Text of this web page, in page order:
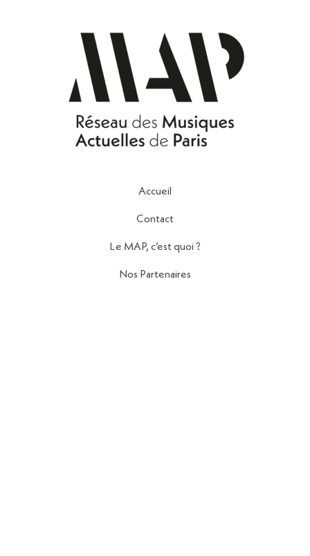
Accueil
Contact
Le MAP, c’est quoi ?
Nos Partenaires